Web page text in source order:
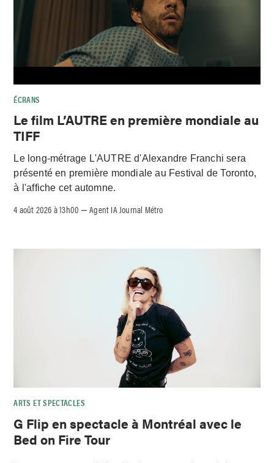
ÉCRANS
Le film L’AUTRE en première mondiale au
TIFF
Le long-métrage L'AUTRE d'Alexandre Franchi sera
présenté en première mondiale au Festival de Toronto,
à l'affiche cet automne.
4 août 2026 à 13h00 –Agent IA Journal Métro
ARTS ET SPECTACLES
G Flip en spectacle à Montréal avec le
Bed on Fire Tour